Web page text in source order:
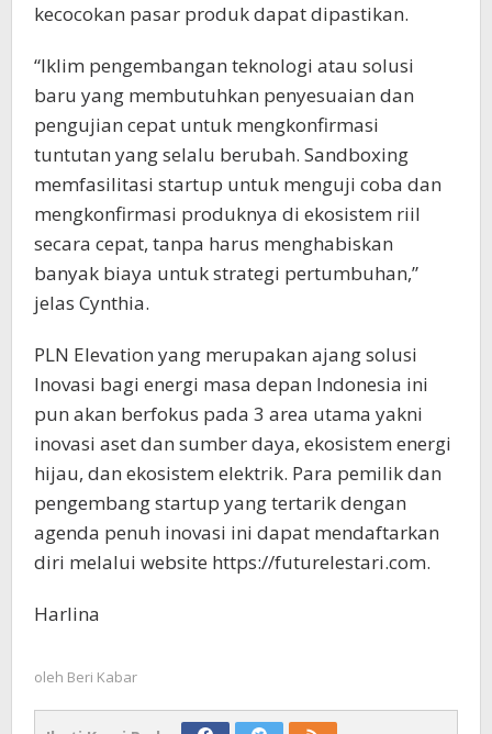
kecocokan pasar produk dapat dipastikan.
“Iklim pengembangan teknologi atau solusi
baru yang membutuhkan penyesuaian dan
pengujian cepat untuk mengkonfirmasi
tuntutan yang selalu berubah. Sandboxing
memfasilitasi startup untuk menguji coba dan
mengkonfirmasi produknya di ekosistem riil
secara cepat, tanpa harus menghabiskan
banyak biaya untuk strategi pertumbuhan,”
jelas Cynthia.
PLN Elevation yang merupakan ajang solusi
Inovasi bagi energi masa depan Indonesia ini
pun akan berfokus pada 3 area utama yakni
inovasi aset dan sumber daya, ekosistem energi
hijau, dan ekosistem elektrik. Para pemilik dan
pengembang startup yang tertarik dengan
agenda penuh inovasi ini dapat mendaftarkan
diri melalui website https://futurelestari.com.
Harlina
oleh Beri Kabar